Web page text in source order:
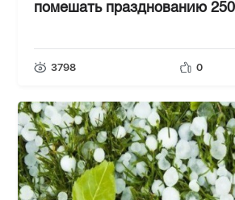
помешать празднованию
3798 0